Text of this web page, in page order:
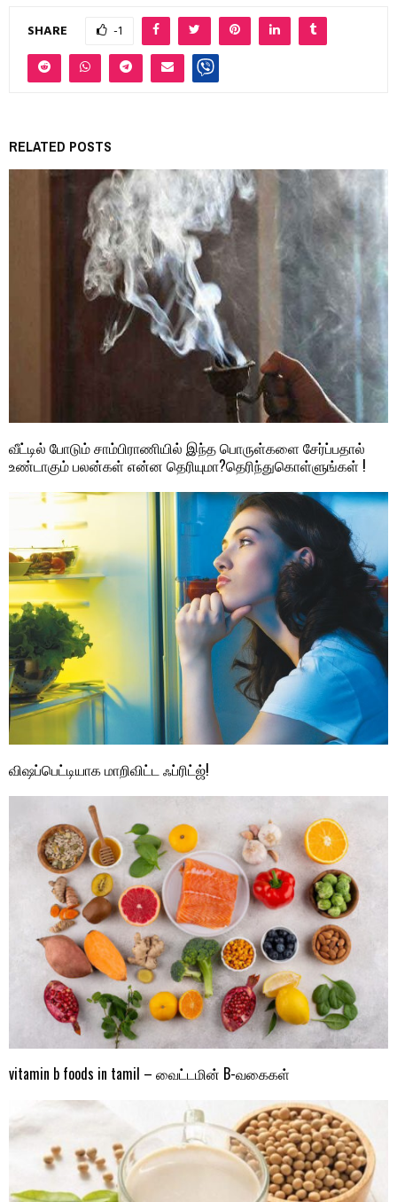
SHARE -1
RELATED POSTS
வீட்டில் போடும் சாம்பிராணியில் இந்த பொருள்களை சேர்ப்பதால்
உண்டாகும் பலன்கள் என்ன தெரியுமா?தெரிந்துகொள்ளுங்கள் !
விஷப்பெட்டியாக மாறிவிட்ட ஃப்ரிட்ஜ்!
vitamin b foods in tamil – வைட்டமின் B-வகைகள்